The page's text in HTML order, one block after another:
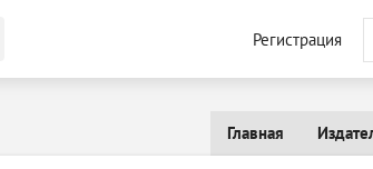
Регистрация
Главная